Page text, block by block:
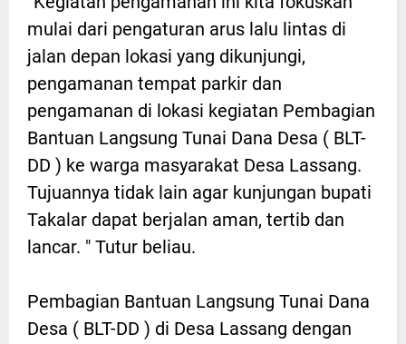
mulai dari pengaturan arus lalu lintas di
jalan depan lokasi yang dikunjungi,
pengamanan tempat parkir dan
pengamanan di lokasi kegiatan Pembagian
Bantuan Langsung Tunai Dana Desa ( BLT-
DD ) ke warga masyarakat Desa Lassang.
Tujuannya tidak lain agar kunjungan bupati
Takalar dapat berjalan aman, tertib dan
lancar. " Tutur beliau.
Pembagian Bantuan Langsung Tunai Dana
Desa ( BLT-DD ) di Desa Lassang dengan